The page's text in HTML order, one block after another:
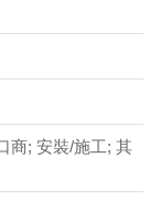
商; 安裝/施工; 其